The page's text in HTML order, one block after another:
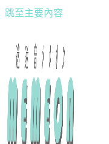
跳至主要內容